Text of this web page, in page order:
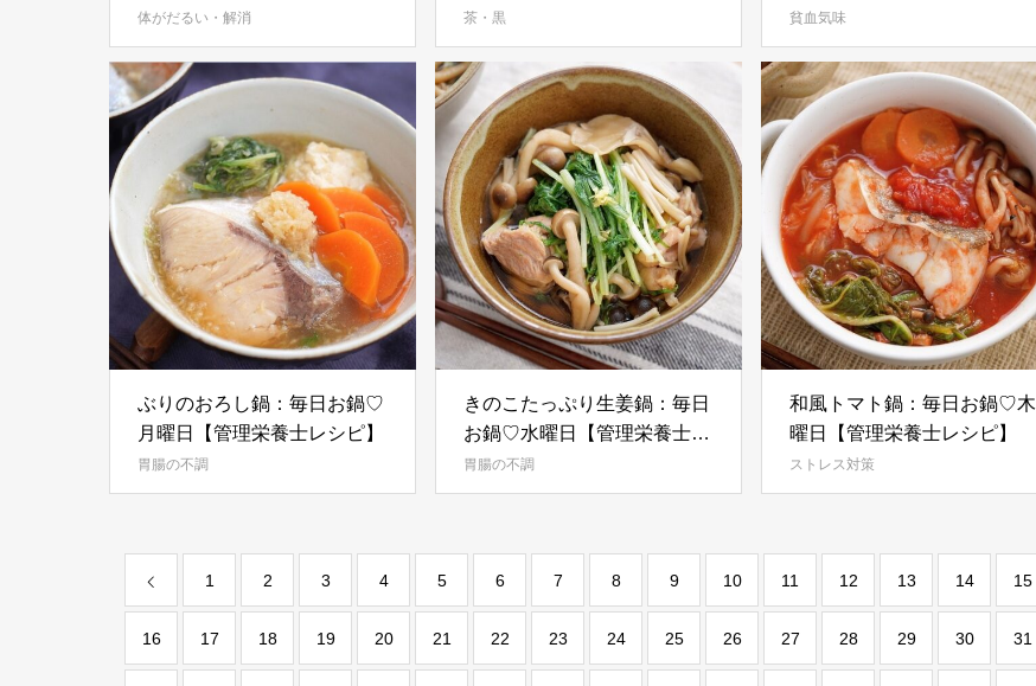
□
体がだるい・解消 茶・黒 貧血気味
ぶりのおろし鍋：毎日お鍋♡
月曜日【管理栄養士レシピ】
胃腸の不調
きのこたっぷり生姜鍋：毎日
お鍋♡水曜日【管理栄養士レ
シピ】
胃腸の不調
和風トマト鍋：毎日お鍋♡木
曜日【管理栄養士レシピ】
ストレス対策
1 2 3 4 5 6 7 8 9 10 11 12 13 14 15
16 17 18 19 20 21 22 23 24 25 26 27 28 29 30 31